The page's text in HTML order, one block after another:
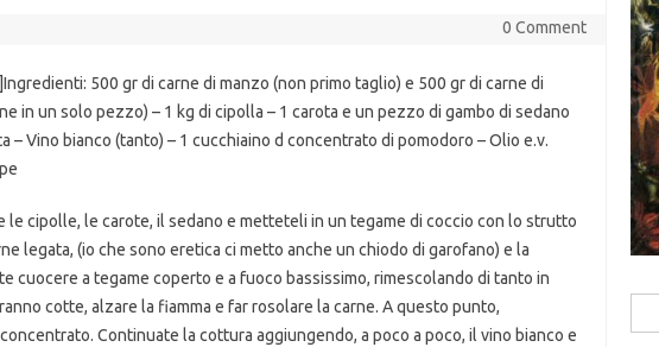
0 Comment
500 gr di carne di manzo (non primo taglio) e 500 gr di carne di
in un solo pezzo) – 1 kg di cipolla – 1 carota e un pezzo di gambo di sedano
– Vino bianco (tanto) – 1 cucchiaino d concentrato di pomodoro – Olio e.v.
cipolle, le carote, il sedano e metteteli in un tegame di coccio con lo strutto
legata, (io che sono eretica ci metto anche un chiodo di garofano) e la
cuocere a tegame coperto e a fuoco bassissimo, rimescolando di tanto in
cotte, alzare la fiamma e far rosolare la carne. A questo punto,
Continuate la cottura aggiungendo, a poco a poco, il vino bianco e
per: